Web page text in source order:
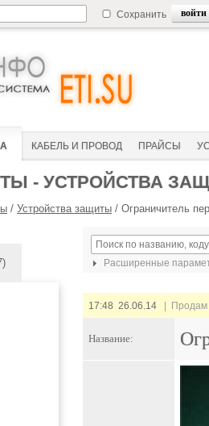
Сохранить
КАБЕЛЬ И ПРОВОД ПРАЙСЫ
- УСТРОЙСТВА
/ Устройства защиты / Ограничитель
Расширенные
17:48 26.06.14 |
Название: